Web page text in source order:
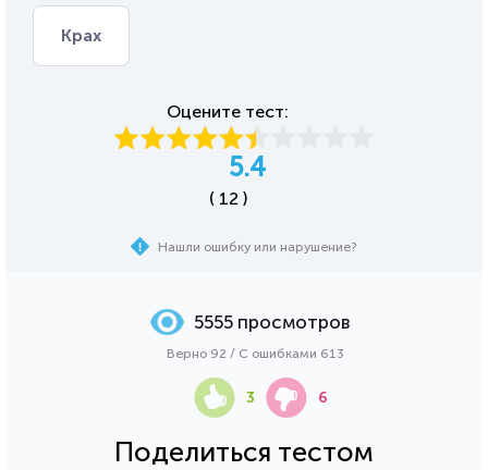
Крах
Оцените тест:
5.4
( 12 )
Нашли ошибку или нарушение?
Поделиться тестом
5555 просмотров
Верно 92 / С ошибками 613
3 6